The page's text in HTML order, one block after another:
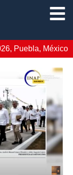
Puebla, México